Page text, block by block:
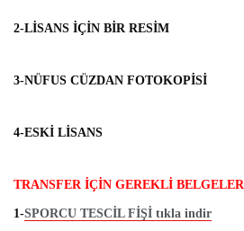
2-LİSANS İÇİN BİR RESİM
3-NÜFUS CÜZDAN FOTOKOPİSİ
4-ESKİ LİSANS
TRANSFER İÇİN GEREKLİ BELGELER
1-SPORCU TESCİL FİŞİ tıkla indir